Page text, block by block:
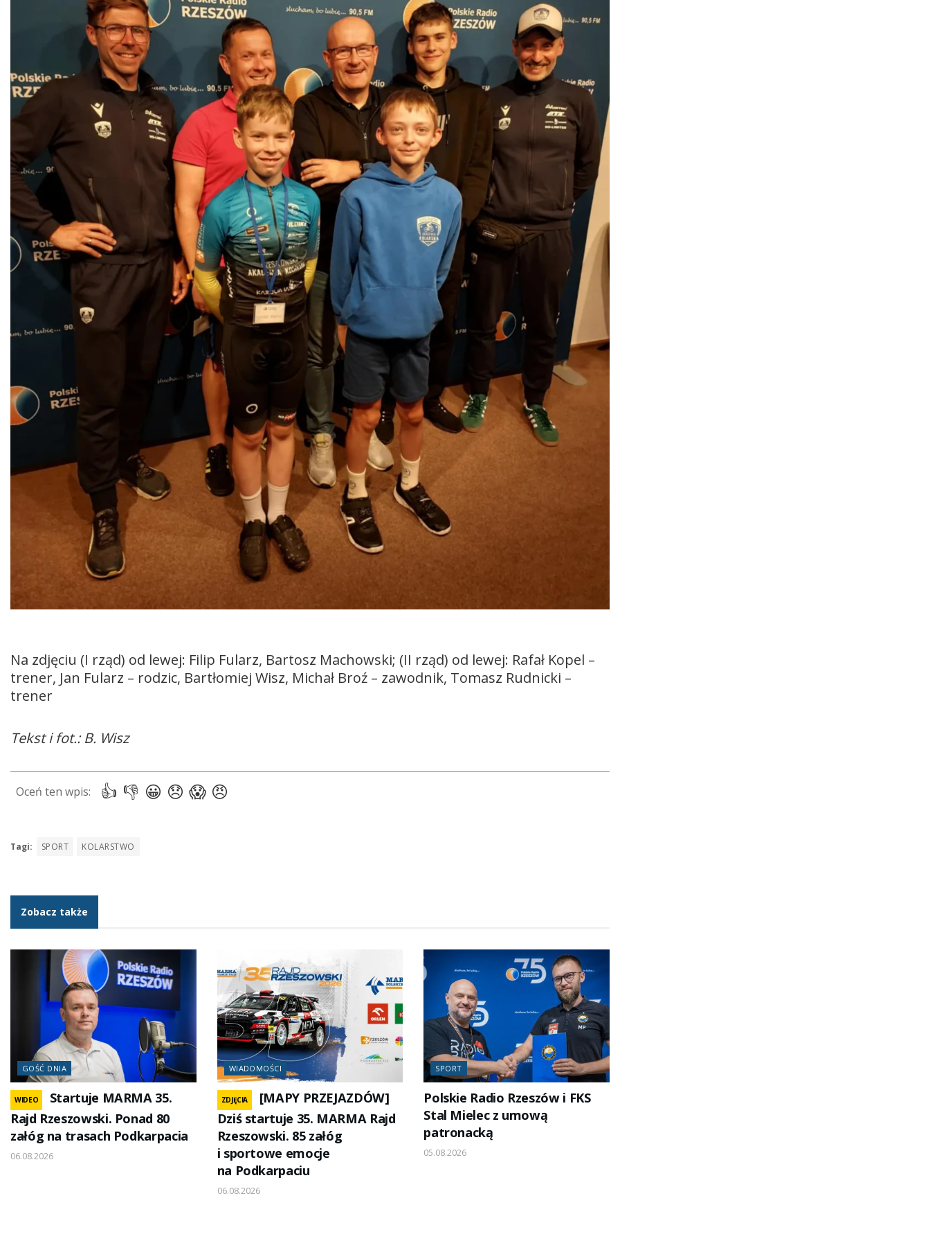
Na zdjęciu (I rząd) od lewej: Filip Fularz, Bartosz Machowski; (II rząd) od lewej: Rafał Kopel –
trener, Jan Fularz – rodzic, Bartłomiej Wisz, Michał Broź – zawodnik, Tomasz Rudnicki –
trener
Tekst i fot.: B. Wisz
Tagi: SPORT KOLARSTWO
Zobacz także
GOŚĆ DNIA
WIDEO
Startuje MARMA 35.
Rajd Rzeszowski. Ponad 80
załóg na trasach Podkarpacia
06.08.2026
WIADOMOŚCI
ZDJĘCIA
[MAPY PRZEJAZDÓW]
Dziś startuje 35. MARMA Rajd
Rzeszowski. 85 załóg
i sportowe emocje
na Podkarpaciu
06.08.2026
SPORT
Polskie Radio Rzeszów i FKS
Stal Mielec z umową
patronacką
05.08.2026